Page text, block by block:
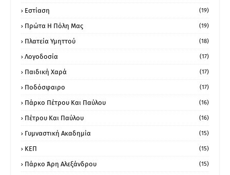
Εστίαση (19)
Πρώτα Η Πόλη Μας (19)
Πλατεία Υμηττού (18)
Λογοδοσία (17)
Παιδική Χαρά (17)
Ποδόσφαιρο (17)
Πάρκο Πέτρου Και Παύλου (16)
Πέτρου Και Παύλου (16)
Γυμναστική Ακαδημία (15)
ΚΕΠ (15)
Πάρκο Άρη Αλεξάνδρου (15)